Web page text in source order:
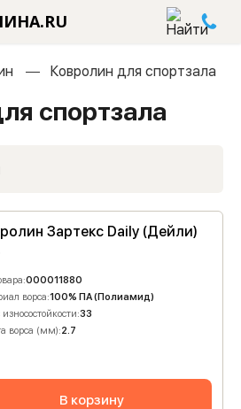
Ковролин для спортзала
спортзала
Зартекс Daily (Дейли)
000011880
ворса:100% ПА (Полиамид)
износостойкости:33
ворса (мм):2.7
В корзину